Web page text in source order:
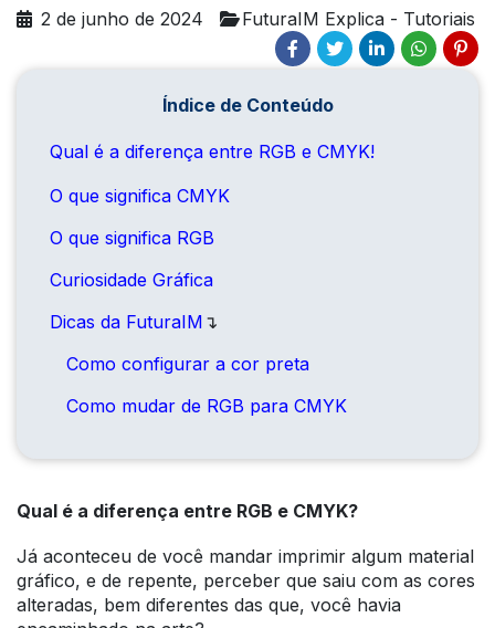
2 de junho de 2024 FuturaIM Explica - Tutoriais
Índice de Conteúdo
Qual é a diferença entre RGB e CMYK!
O que significa CMYK
O que significa RGB
Curiosidade Gráfica
Dicas da FuturaIM ↴
Como configurar a cor preta
Como mudar de RGB para CMYK
Qual é a diferença entre RGB e CMYK?
Já aconteceu de você mandar imprimir algum material
gráfico, e de repente, perceber que saiu com as cores
alteradas, bem diferentes das que, você havia